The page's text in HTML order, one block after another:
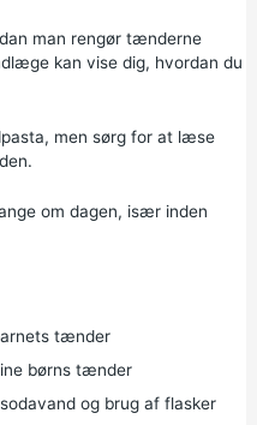
man rengør tænderne
kan vise dig, hvordan du
men sørg for at læse
om dagen, især inden
tænder
børns tænder
og brug af flasker